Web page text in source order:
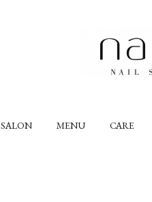
SALON MENU CARE